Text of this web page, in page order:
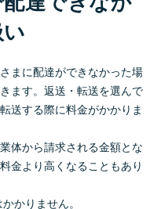
まに配達ができなかった場
ます。返送・転送を選んで
送する際に料金がかかりま
体から請求される金額とな
金より高くなることもあり
かりません。